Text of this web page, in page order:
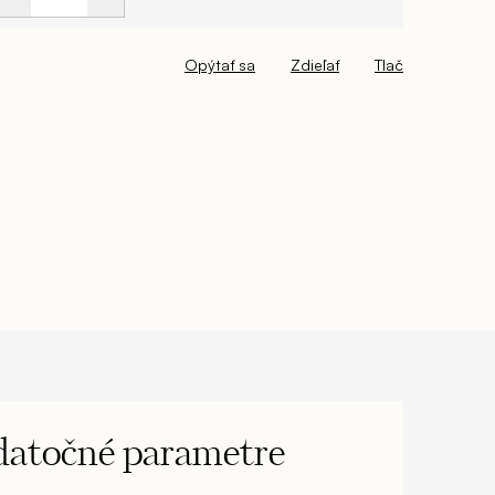
Tlač
Opýtať sa Zdieľať
parametre